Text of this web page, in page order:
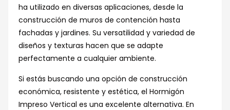
ha utilizado en diversas aplicaciones, desde la
construcción de muros de contención hasta
fachadas y jardines. Su versatilidad y variedad de
diseños y texturas hacen que se adapte
perfectamente a cualquier ambiente.
Si estás buscando una opción de construcción
económica, resistente y estética, el Hormigón
Impreso Vertical es una excelente alternativa. En